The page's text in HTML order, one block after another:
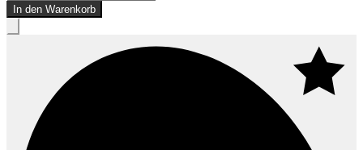
In den Warenkorb